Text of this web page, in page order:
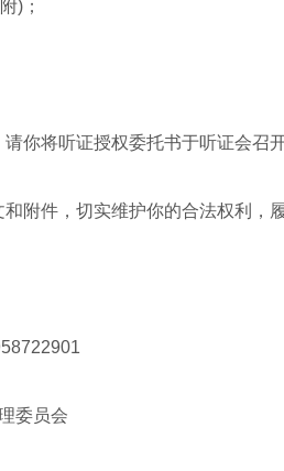
)；
将听证授权委托书于听证会召开
件，切实维护你的合法权利，履
员会